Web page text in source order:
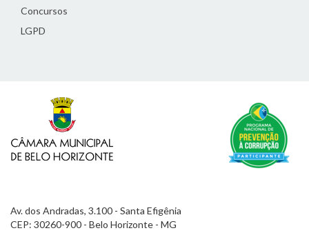
Concursos
LGPD
Av. dos Andradas, 3.100 - Santa Efigênia
CEP: 30260-900 - Belo Horizonte - MG